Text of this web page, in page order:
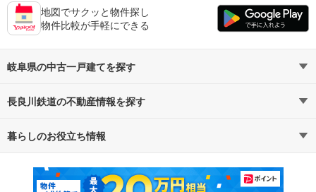
地図でサクッと物件探し
物件比較が手軽にできる
岐阜県の中古一戸建てを探す
路線・駅から探す
通勤・通学時間から探す
長良川鉄道の不動産情報を探す
不動産・住宅
新築マンション 中古マンション
暮らしのお役立ち情報
マンションカタログ 教えて！住まいの先生